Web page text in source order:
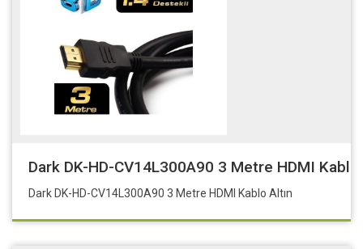
Dark DK-HD-CV14L300A90 3 Metre HDMI Kablo
Dark DK-HD-CV14L300A90 3 Metre HDMI Kablo Altın